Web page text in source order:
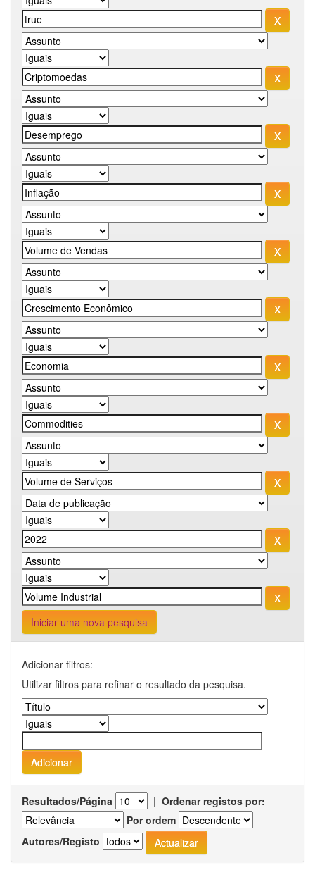
Iniciar uma nova pesquisa
Adicionar filtros:
Utilizar filtros para refinar o resultado da pesquisa.
Resultados/Página | Ordenar registos por:
Por ordem
Autores/Registo